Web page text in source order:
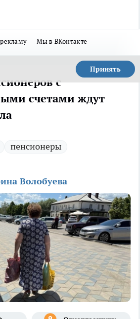
Мы в ВКонтакте
Принять
с
счетами ждут
пенсионеры
Волобуева